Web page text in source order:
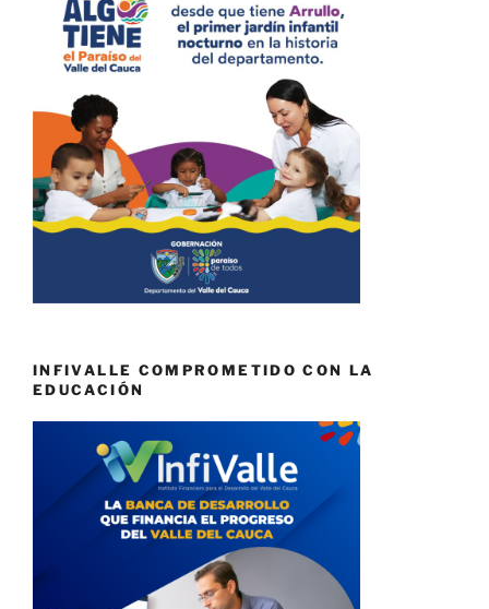
INFIVALLE COMPROMETIDO CON LA
EDUCACIÓN